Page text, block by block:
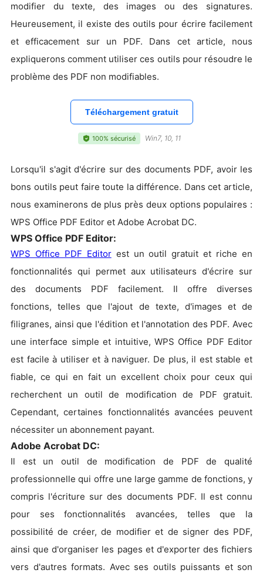
modifier du texte, des images ou des signatures.
Heureusement, il existe des outils pour écrire facilement
et efficacement sur un PDF. Dans cet article, nous
expliquerons comment utiliser ces outils pour résoudre le
problème des PDF non modifiables.
Téléchargement gratuit
100% sécurisé Win7, 10, 11
Lorsqu'il s'agit d'écrire sur des documents PDF, avoir les
bons outils peut faire toute la différence. Dans cet article,
nous examinerons de plus près deux options populaires :
WPS Office PDF Editor et Adobe Acrobat DC.
WPS Office PDF Editor:
WPS Office PDF Editorest un outil gratuit et riche en
fonctionnalités qui permet aux utilisateurs d'écrire sur
des documents PDF facilement. Il offre diverses
fonctions, telles que l'ajout de texte, d'images et de
filigranes, ainsi que l'édition et l'annotation des PDF. Avec
une interface simple et intuitive, WPS Office PDF Editor
est facile à utiliser et à naviguer. De plus, il est stable et
fiable, ce qui en fait un excellent choix pour ceux qui
recherchent un outil de modification de PDF gratuit.
Cependant, certaines fonctionnalités avancées peuvent
nécessiter un abonnement payant.
Adobe Acrobat DC:
Il est un outil de modification de PDF de qualité
professionnelle qui offre une large gamme de fonctions, y
compris l'écriture sur des documents PDF. Il est connu
pour ses fonctionnalités avancées, telles que la
possibilité de créer, de modifier et de signer des PDF,
ainsi que d'organiser les pages et d'exporter des fichiers
vers d'autres formats. Avec ses outils puissants et son